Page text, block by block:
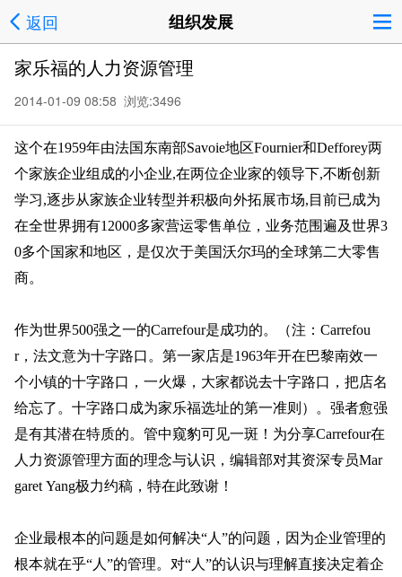
返回 组织发展
家乐福的人力资源管理
2014-01-09 08:58 浏览:3496
这个在1959年由法国东南部Savoie地区Fournier和Defforey两
个家族企业组成的小企业,在两位企业家的领导下,不断创新
学习,逐步从家族企业转型并积极向外拓展市场,目前已成为
在全世界拥有12000多家营运零售单位，业务范围遍及世界3
0多个国家和地区，是仅次于美国沃尔玛的全球第二大零售
商。
作为世界500强之一的Carrefour是成功的。（注：Carrefou
r，法文意为十字路口。第一家店是1963年开在巴黎南效一
个小镇的十字路口，一火爆，大家都说去十字路口，把店名
给忘了。十字路口成为家乐福选址的第一准则）。强者愈强
是有其潜在特质的。管中窥豹可见一斑！为分享Carrefour在
人力资源管理方面的理念与认识，编辑部对其资深专员Mar
garet Yang极力约稿，特在此致谢！
企业最根本的问题是如何解决“人”的问题，因为企业管理的
根本就在乎“人”的管理。对“人”的认识与理解直接决定着企